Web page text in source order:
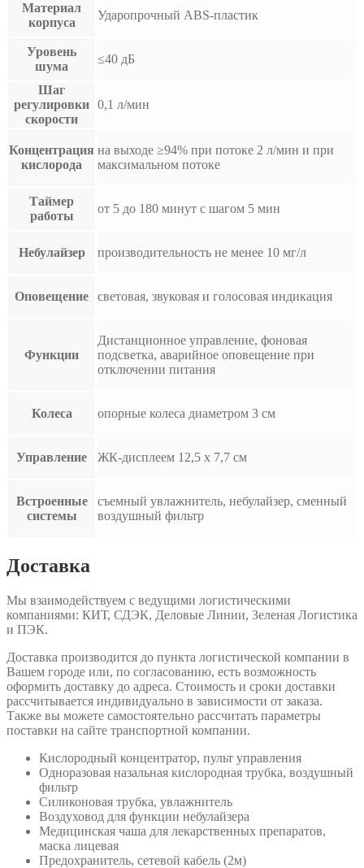
Материал
корпуса
Ударопрочный ABS-пластик
Уровень
шума
≤40 дБ
Шаг
регулировки
скорости
0,1 л/мин
Концентрация
кислорода
на выходе ≥94% при потоке 2 л/мин и при
максимальном потоке
Таймер
работы
от 5 до 180 минут с шагом 5 мин
Небулайзер производительность не менее 10 мг/л
Оповещение световая, звуковая и голосовая индикация
Функции
Дистанционное управление, фоновая
подсветка, аварийное оповещение при
отключении питания
Колеса опорные колеса диаметром 3 см
Управление ЖК-дисплеем 12,5 x 7,7 см
Встроенные
системы
съемный увлажнитель, небулайзер, сменный
воздушный фильтр
Доставка
Мы взаимодействуем с ведущими логистическими
компаниями: КИТ, СДЭК, Деловые Линии, Зеленая Логистика
и ПЭК.
Доставка производится до пункта логистической компании в
Вашем городе или, по согласованию, есть возможность
оформить доставку до адреса. Стоимость и сроки доставки
рассчитывается индивидуально в зависимости от заказа.
Также вы можете самостоятельно рассчитать параметры
поставки на сайте транспортной компании.
Кислородный концентратор, пульт управления
Одноразовая назальная кислородная трубка, воздушный
фильтр
Силиконовая трубка, увлажнитель
Воздуховод для функции небулайзера
Медицинская чаша для лекарственных препаратов,
маска лицевая
Предохранитель, сетевой кабель (2м)